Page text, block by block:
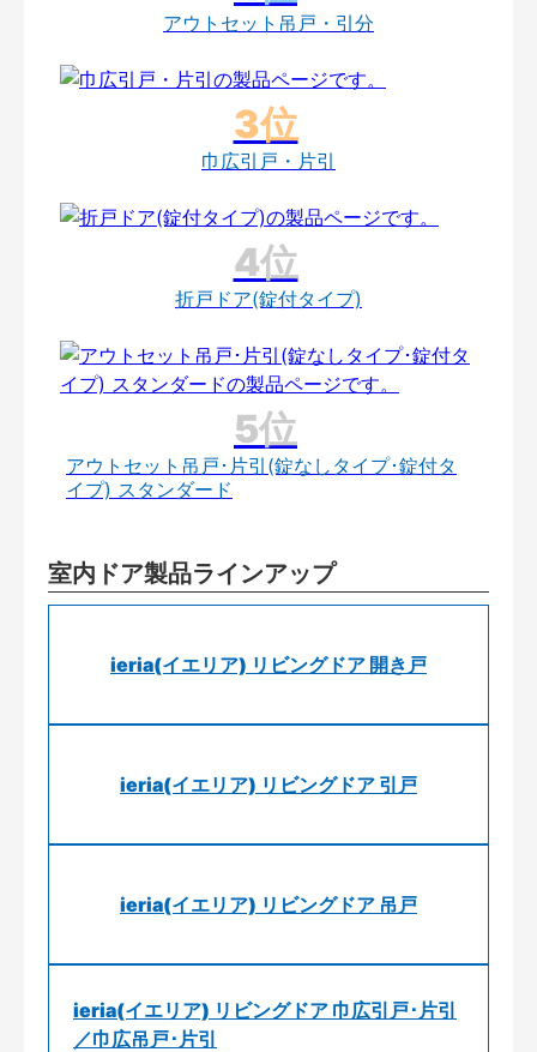
アウトセット吊戸・引分
巾広引戸・片引
折戸ドア(錠付タイプ)
アウトセット吊戸･片引(錠なしタイプ･錠付タ
イプ) スタンダード
室内ドア製品ラインアップ
ieria(イエリア) リビングドア 開き戸
ieria(イエリア) リビングドア 引戸
ieria(イエリア) リビングドア 吊戸
ieria(イエリア) リビングドア 巾広引戸･片引
／巾広吊戸･片引